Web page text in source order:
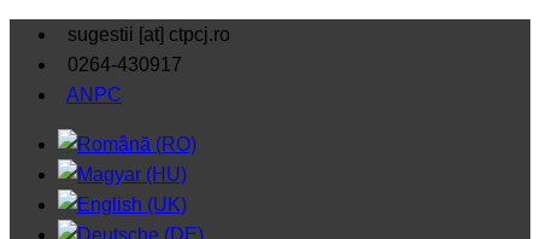
sugestii [at] ctpcj.ro
0264-430917
ANPC